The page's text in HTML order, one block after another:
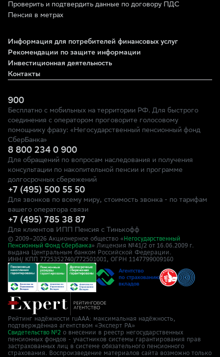
Проверить и подтвердить данные по договору ПДС
Пенсия в метрах
Информация для потребителей финансовых услуг
Рекомендации по защите информации
Инвестиционная деятельность
Контакты
900
Бесплатно с мобильных на территории РФ. Для быстрого
соединения с оператором проговорите голосовому
помощнику фразу: «Негосударственный пенсионный фонд
СберБанка»
8 800 234 0 900
Для обращений по вопросам наследования и получения
консультации по накопительной пенсии и программе
долгосрочных сбережений
+7 (495) 500 55 50
Для звонков по всему миру, стоимость звонка - по тарифам
вашего оператора связи
+7 (495) 785 38 87
Для клиентов ИПП Пенсия с Тинькофф
© 2009–2026 Акционерное общество « Негосударственный
Пенсионный Фонд Сбербанка» Лицензия №41/2 от 16.06.2009 г.
выдана Центральным банком Российской Федерации.
ИНН/ КПП 7725352740/772501001, ОГРН 1147799009160
Рейтинг надёжности ruAAA: максимальная надёжность,
подтверждённая агентством «Эксперт РА»
Свидетельство №2 о внесении в реестр негосударственных
пенсионных фондов - участников системы гарантирования прав
застрахованных лиц в системе обязательного пенсионного
страхования. Воспроизведение материалов сайта возможно только